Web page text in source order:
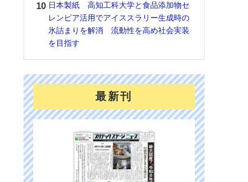
日本製紙 高知工科大学と食品添加物セ
レンピア活用でアイススラリー生成時の
氷詰まりを解消 流動性を高め社会実装
を目指す
最新刊